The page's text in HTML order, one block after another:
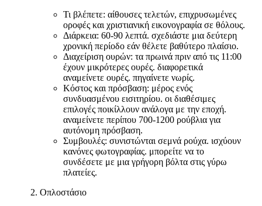
Τι βλέπετε: αίθουσες τελετών, επιχρυσωμένες
οροφές και χριστιανική εικονογραφία σε θόλους.
Διάρκεια: 60-90 λεπτά. σχεδιάστε μια δεύτερη
χρονική περίοδο εάν θέλετε βαθύτερο πλαίσιο.
Διαχείριση ουρών: τα πρωινά πριν από τις 11:00
έχουν μικρότερες ουρές. διαφορετικά
αναμείνετε ουρές. πηγαίνετε νωρίς.
Κόστος και πρόσβαση: μέρος ενός
συνδυασμένου εισιτηρίου. οι διαθέσιμες
επιλογές ποικίλλουν ανάλογα με την εποχή.
αναμείνετε περίπου 700-1200 ρούβλια για
αυτόνομη πρόσβαση.
Συμβουλές: συνιστώνται σεμνά ρούχα. ισχύουν
κανόνες φωτογραφίας. μπορείτε να το
συνδέσετε με μια γρήγορη βόλτα στις γύρω
πλατείες.
Οπλοστάσιο